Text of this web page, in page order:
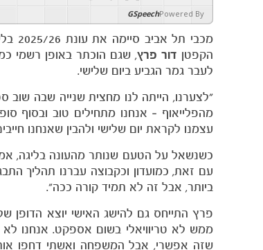
Powered By
GSpeech
הקפטן דור פרץ, שגם הוכתר באופן רשמי
לעבר גמר הגביע ביום שלישי.
"לצערנו, הייתה לנו מחצית שנייה שבה שוב
מהפלייאוף – אנחנו מתחילים טוב ובסוף
עצמנו לקראת יום שלישי ולהבין שאנחנו
כשנשאל על הטעם שנותר מהעונה בליגה,
עם זאת, כמועדון וכקבוצה עברנו תהליך
ביותר, אבל זה לא תמיד קורה ככה".
פרץ התייחס גם להישג האישי יוצא הדופן
ממש לא טריוויאלי בשום אספקט. אנחנו
שזה אפשרי, אבל המשפחה ואשתי דחפו